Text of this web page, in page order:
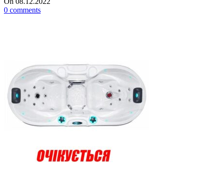
0 comments